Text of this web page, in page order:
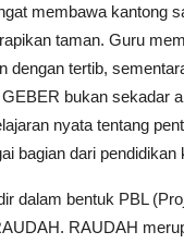
membawa kantong
taman. Guru
dengan tertib,
bukan sekadar
nyata tentang
bagian dari pendidikan
dalam bentuk PBL
RAUDAH